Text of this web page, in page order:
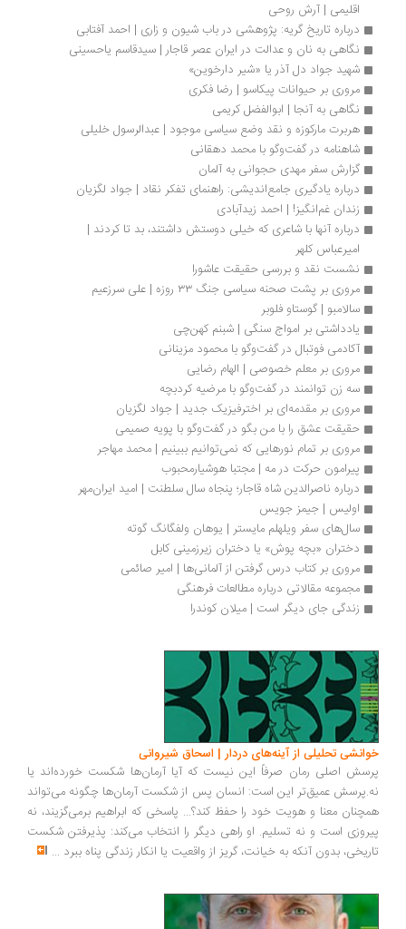
اقلیمی | آرش روحی
درباره تاریخ گریه: پژوهشی در باب شیون و زاری | احمد آفتابی
نگاهی به نان و عدالت در ایران عصر قاجار | سیدقاسم یاحسینی
شهید جواد دل آذر یا «شیر دارخوین»
مروری بر حیوانات پیکاسو | رضا فکری
نگاهی به آنجا | ابوالفضل کریمی
هربرت مارکوزه و نقد وضع سیاسی موجود | عبدالرسول خلیلی
شاهنامه در گفت‌وگو با محمد دهقانی
گزارش سفر مهدی حجوانی به آلمان
درباره یادگیری جامع‌اندیشی: راهنمای تفکر نقاد | جواد لگزیان
زندان غم‌انگیز! | احمد زیدآبادی
درباره آنها با شاعری که خیلی دوستش داشتند، بد تا کردند |
امیرعباس کلهر
نشست نقد و بررسی حقیقت عاشورا
مروری بر پشت صحنه سیاسی جنگ ۳۳ روزه | علی سرزعیم
سالامبو | گوستاو فلوبر
یادداشتی بر امواج سنگی | شبنم کهن‌چی
آکادمی فوتبال در گفت‌وگو با محمود مزینانی
مروری بر معلم خصوصی | الهام رضایی
سه زن توانمند در گفت‌وگو با مرضیه کردبچه
مروری بر مقدمه‌ای بر اخترفیزیک جدید | جواد لگزیان
حقیقت عشق را با من بگو در گفت‌وگو با پویه‌ صمیمی
مروری بر تمام نورهایی که نمی‌توانیم ببینیم | محمد مهاجر
پیرامون حرکت در مه | مجتبا هوشیارمحبوب
درباره ناصرالدین شاه قاجار؛ پنجاه سال سلطنت | امید ایران‌مهر
اولیس | جیمز جویس
سال‌های سفر ویلهلم مایستر | یوهان ولفگانگ گوته
دختران «بچه پوش» یا دختران زیرزمینی کابل
مروری بر کتاب درس گرفتن از آلمانی‌ها | امیر صائمی
مجموعه مقالاتی درباره مطالعات فرهنگی
زندگی جای دیگر است | میلان کوندرا
تحلیلی از آینه‌های دردار | اسحاق شیروانی
اصلی رمان صرفاً این نیست که آیا آرمان‌ها شکست خورده‌اند یا
عمیق‌تر این است: انسان پس از شکست آرمان‌ها چگونه می‌تواند
معنا و هویت خود را حفظ کند؟... پاسخی که ابراهیم برمی‌گزیند، نه
است و نه تسلیم. او راهی دیگر را انتخاب می‌کند: پذیرفتن شکست
بدون آنکه به خیانت، گریز از واقعیت یا انکار زندگی پناه ببرد...